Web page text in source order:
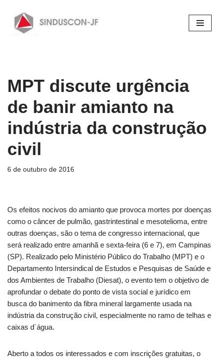
Pular
MPT discute urgência
de banir amianto na
indústria da construção
civil
6 de outubro de 2016
Os efeitos nocivos do amianto que provoca mortes por doenças
como o câncer de pulmão, gastrintestinal e mesotelioma, entre
outras doenças, são o tema de congresso internacional, que
será realizado entre amanhã e sexta-feira (6 e 7), em Campinas
(SP). Realizado pelo Ministério Público do Trabalho (MPT) e o
Departamento Intersindical de Estudos e Pesquisas de Saúde e
dos Ambientes de Trabalho (Diesat), o evento tem o objetivo de
aprofundar o debate do ponto de vista social e jurídico em
busca do banimento da fibra mineral largamente usada na
indústria da construção civil, especialmente no ramo de telhas e
caixas d´água.
Aberto a todos os interessados e com inscrições gratuitas, o